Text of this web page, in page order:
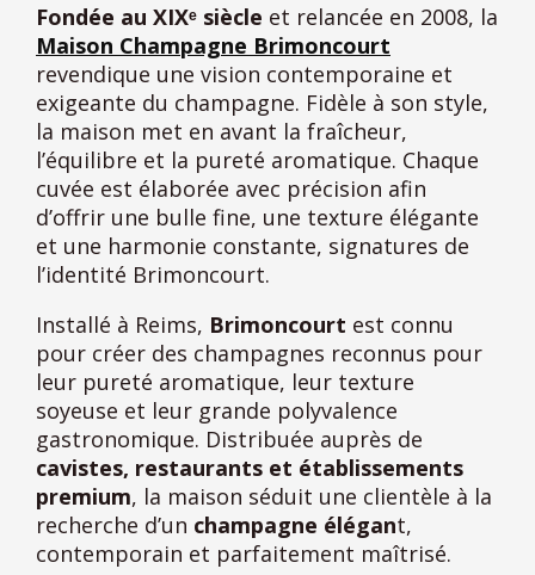
Fondée au XIXᵉ siècle et relancée en 2008, la
Maison Champagne Brimoncourt
revendique une vision contemporaine et
exigeante du champagne. Fidèle à son style,
la maison met en avant la fraîcheur,
l’équilibre et la pureté aromatique. Chaque
cuvée est élaborée avec précision afin
d’offrir une bulle fine, une texture élégante
et une harmonie constante, signatures de
l’identité Brimoncourt.
Installé à Reims, Brimoncourt est connu
pour créer des champagnes reconnus pour
leur pureté aromatique, leur texture
soyeuse et leur grande polyvalence
gastronomique. Distribuée auprès de
cavistes, restaurants et établissements
premium, la maison séduit une clientèle à la
recherche d’un champagne élégant,
contemporain et parfaitement maîtrisé.